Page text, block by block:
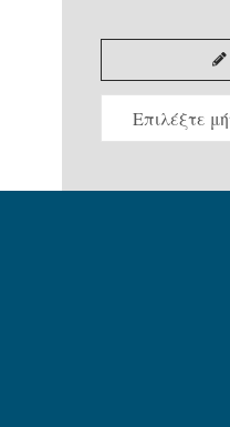
ΑΡΧΕΙΟ